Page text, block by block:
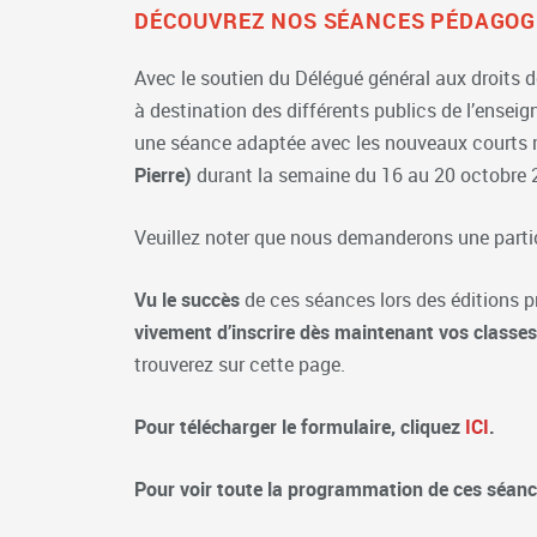
DÉCOUVREZ NOS SÉANCES
Avec le soutien du Délégué général aux droits
à destination des différents publics de
une séance adaptée avec les nouveaux
Pierre) durant la semaine du 16 au 20 octobre
Veuillez noter que nous demanderons une
Vu le succèsde ces séances lors des éditions
vivement d’inscrire dès maintenant vos
trouverez sur cette page.
Pour télécharger le formulaire, cliquez ICI.
Pour voir toute la programmation de ces